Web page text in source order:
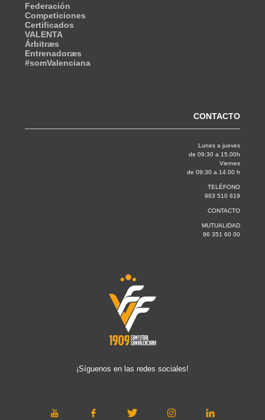
Federación
Competiciones
Certificados
VALENTA
Árbitræs
Entrenadoræs
#somValenciana
CONTACTO
Lunes a jueves
de 09:30 a 15.00h
Viernes
de 09:30 a 14.00 h
TELÉFONO
963 510 619
CONTACTO
MUTUALIDAD
96 351 60 00
¡Síguenos en las redes sociales!